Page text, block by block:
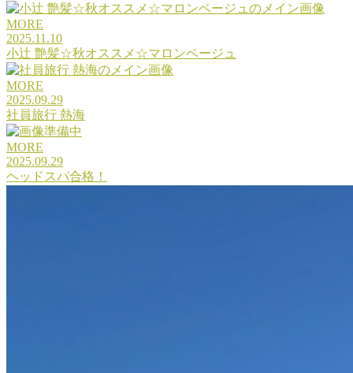
MORE
2025.11.10
小辻 艶髪☆秋オススメ☆マロンベージュ
MORE
2025.09.29
社員旅行 熱海
MORE
2025.09.29
ヘッドスパ合格！